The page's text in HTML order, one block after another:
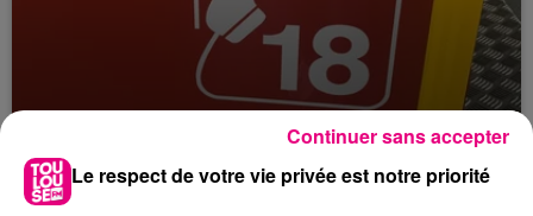
23 juillet 2026
Violent incendie au nord de Toulouse
Le respect de votre vie privée est notre priorité
Continuer sans accepter